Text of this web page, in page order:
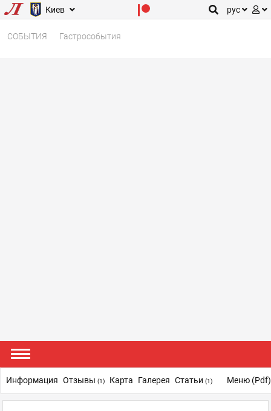
Киев рус
СОБЫТИЯ Гастрособытия
Информация Отзывы (1) Карта Галерея Статьи (1) Меню